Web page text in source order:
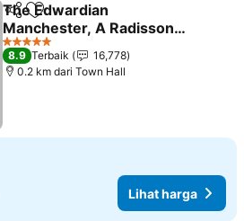
KongsiTambah ke favorit
The Edwardian
Manchester, A Radisson
Collection Hotel
Lihat harga
5 Bintang
8.9 Terbaik
16,778
0.2 km dari Town Hall
Lihat harga